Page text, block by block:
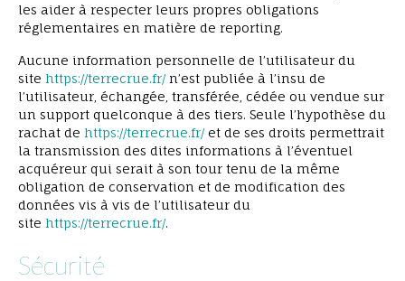
les aider à respecter leurs propres obligations
réglementaires en matière de reporting.
Aucune information personnelle de l’utilisateur du
site https://terrecrue.fr/n’est publiée à l’insu de
l’utilisateur, échangée, transférée, cédée ou vendue sur
un support quelconque à des tiers. Seule l’hypothèse du
rachat de https://terrecrue.fr/et de ses droits permettrait
la transmission des dites informations à l’éventuel
acquéreur qui serait à son tour tenu de la même
obligation de conservation et de modification des
données vis à vis de l’utilisateur du
site https://terrecrue.fr/.
Sécurité